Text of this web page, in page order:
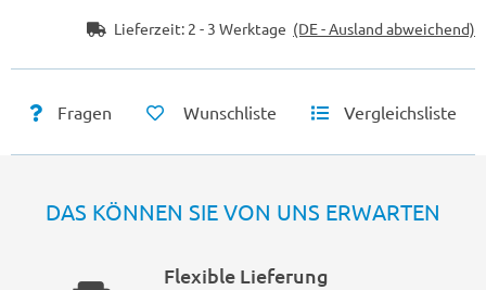
Lieferzeit: 2 - 3 Werktage (DE - Ausland abweichend)
Fragen Wunschliste Vergleichsliste
DAS KÖNNEN SIE VON UNS ERWARTEN
Flexible Lieferung